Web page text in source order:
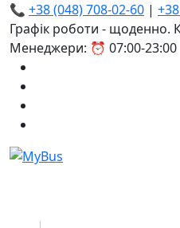
📞 +38 (048) 708-02-60 |
Графік роботи - щоденно.
Менеджери: ⏰ 07:00-23:00